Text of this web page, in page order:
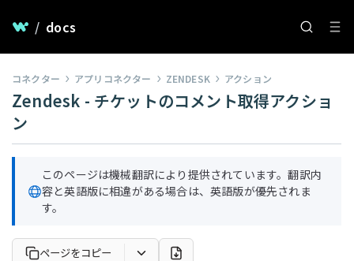
/ docs
コネクター アプリコネクター ZENDESK アクション
Zendesk - チケットのコメント取得アクショ
ン
このページは機械翻訳により提供されています。翻訳内
容と英語版に相違がある場合は、英語版が優先されま
す。
ページをコピー